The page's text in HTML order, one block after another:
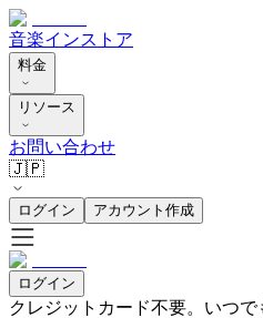
音楽インストア
料金
リソース
お問い合わせ
🇯🇵
ログイン アカウント作成
ログイン
クレジットカード不要。いつで